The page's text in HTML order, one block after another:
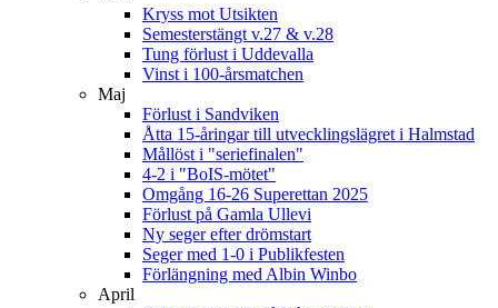
Kryss mot Utsikten
Semesterstängt v.27 & v.28
Tung förlust i Uddevalla
Vinst i 100-årsmatchen
Maj
Förlust i Sandviken
Åtta 15-åringar till utvecklingslägret i Halmstad
Mållöst i "seriefinalen"
4-2 i "BoIS-mötet"
Omgång 16-26 Superettan 2025
Förlust på Gamla Ullevi
Ny seger efter drömstart
Seger med 1-0 i Publikfesten
Förlängning med Albin Winbo
April